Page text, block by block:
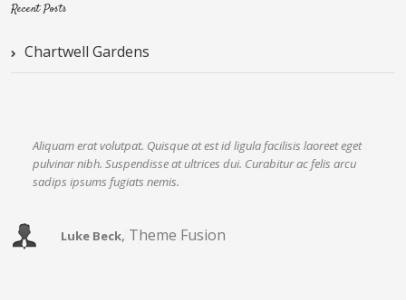
Recent Posts
Chartwell Gardens
Aliquam erat volutpat. Quisque at est id ligula facilisis laoreet eget
pulvinar nibh. Suspendisse at ultrices dui. Curabitur ac felis arcu
sadips ipsums fugiats nemis.
Luke Beck, Theme Fusion